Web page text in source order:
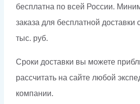
бесплатна по всей России.
заказа для бесплатной доставки
тыс. руб.
Сроки доставки вы можете
рассчитать на сайте любой
компании.